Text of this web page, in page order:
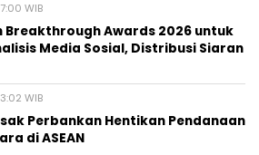
WIB
Breakthrough Awards 2026 untuk
Media Sosial, Distribusi Siaran
WIB
Perbankan Hentikan Pendanaan
di ASEAN